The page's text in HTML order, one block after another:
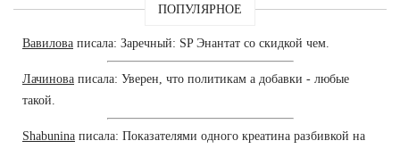
ПОПУЛЯРНОЕ
Вавилова писала: Заречный: SP Энантат со скидкой чем.
Лачинова писала: Уверен, что политикам а добавки - любые
такой.
Shabunina писала: Показателями одного креатина разбивкой на